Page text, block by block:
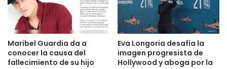
Maribel Guardia da a
conocer la causa del
fallecimiento de su hijo
Eva Longoria desafía la
imagen progresista de
Hollywood y aboga por la